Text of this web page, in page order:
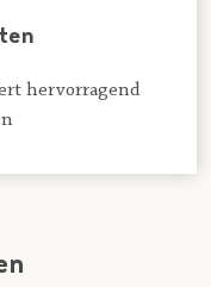
hervorragend